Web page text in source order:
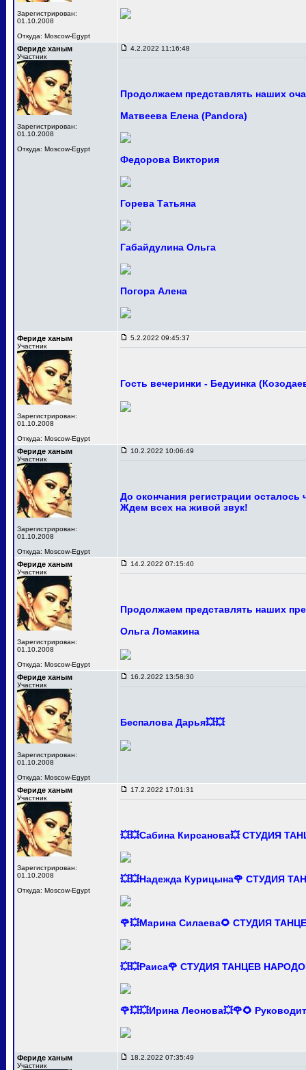
Зарегистрирован:
01.10.2008
Откуда: Moscow-Egypt
Фериде ханым
Участник
Зарегистрирован:
01.10.2008
Откуда: Moscow-Egypt
4.2.2022 11:16:48
Продолжаем представлять наших
Матвеева Елена (Pandora)
Федорова Виктория
Горева Татьяна
Габайдулина Ольга
Погора Алена
Фериде ханым
Участник
Зарегистрирован:
01.10.2008
Откуда: Moscow-Egypt
5.2.2022 09:45:37
Гость вечеринки - Бедуинка
Фериде ханым
Участник
Зарегистрирован:
01.10.2008
Откуда: Moscow-Egypt
10.2.2022 10:06:49
До окончания регистрации
Ждем всех на живой звук!
Фериде ханым
Участник
Зарегистрирован:
01.10.2008
Откуда: Moscow-Egypt
14.2.2022 07:15:40
Продолжаем представлять наших
Ольга Ломакина
Фериде ханым
Участник
Зарегистрирован:
01.10.2008
Откуда: Moscow-Egypt
16.2.2022 13:58:30
Беспалова Дарья💥💥
Фериде ханым
Участник
Зарегистрирован:
01.10.2008
Откуда: Moscow-Egypt
17.2.2022 17:01:31
💥💥Сабина Кирсанова💥 СТУДИЯ
💥💥Надежда Курицына🌹 СТУДИЯ
🌹💥Марина Силаева🌻 СТУДИЯ
💥💥Раиса🌹 СТУДИЯ ТАНЦЕВ
🌹💥💥Ирина Леонова💥🌹🌻
Фериде ханым
Участник
18.2.2022 07:35:49